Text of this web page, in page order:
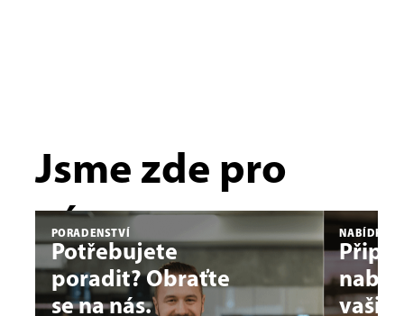
Jsme zde pro
vás.
PORADENSTVÍ
Potřebujete
poradit? Obraťte
se na nás.
NABÍDKY